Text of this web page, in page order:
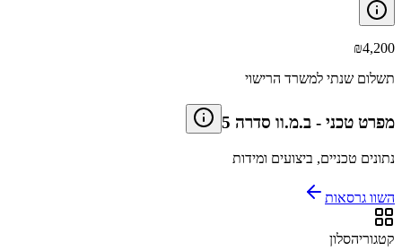
₪4,200
תשלום שנתי למשרד הרישוי
מפרט טכני - ב.מ.וו סדרה 5
נתונים טכניים, ביצועים ומידות
השוו גרסאות
קטגוריהסלון